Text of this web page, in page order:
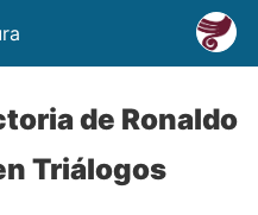
de Ronaldo
Triálogos